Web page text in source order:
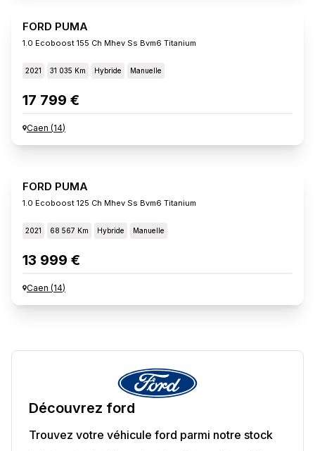
FORD PUMA
1.0 Ecoboost 155 Ch Mhev Ss Bvm6 Titanium
2021 31 035 Km Hybride Manuelle
17 799 €
Caen (14)
FORD PUMA
1.0 Ecoboost 125 Ch Mhev Ss Bvm6 Titanium
2021 68 567 Km Hybride Manuelle
13 999 €
Caen (14)
Découvrez ford
Trouvez votre véhicule ford parmi notre stock